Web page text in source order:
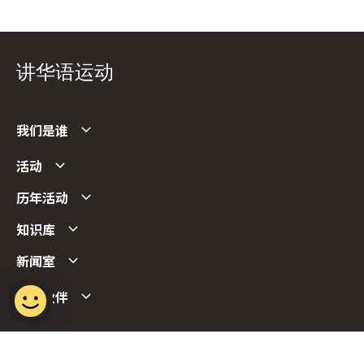
讲华语运动
我们是谁
活动
历年活动
知识库
新闻室
合作伙伴